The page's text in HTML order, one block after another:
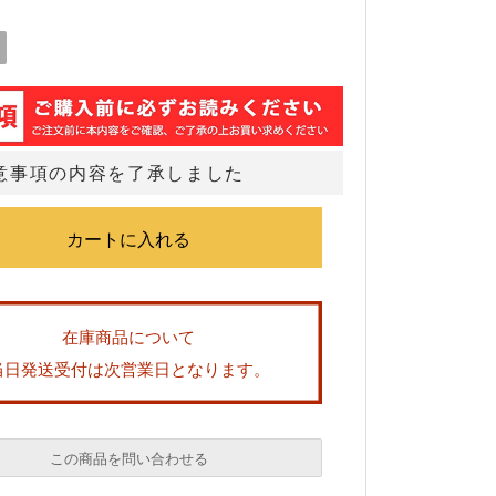
事項の内容を了承しました
在庫商品について
日発送受付は次営業日となります。
この商品を問い合わせる